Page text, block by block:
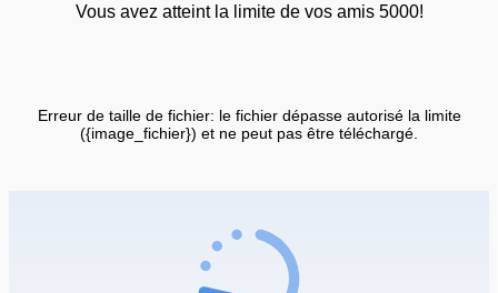
Vous avez atteint la limite de vos amis 5000!
Erreur de taille de fichier: le fichier dépasse autorisé la limite
({image_fichier}) et ne peut pas être téléchargé.